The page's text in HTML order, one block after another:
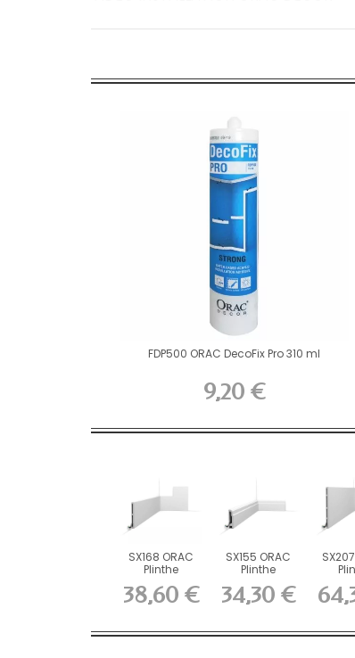
FDP500 ORAC DecoFix Pro 310 ml
9,20 €
SX168 ORAC
Plinthe
L200 x...
38,60 €
SX155 ORAC
Plinthe
L200 x...
34,30 €
L200